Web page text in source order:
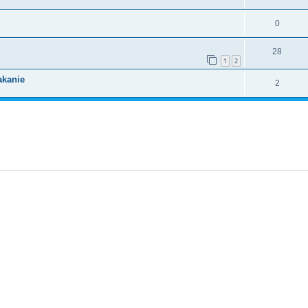
0
1 2
28
2